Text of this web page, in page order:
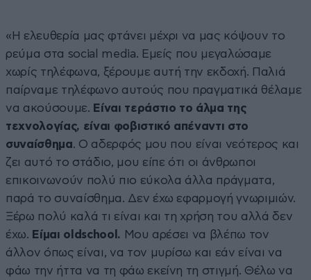
«Η ελευθερία μας φτάνει μέχρι να μας κόψουν το
ρεύμα στα social media. Εμείς που μεγαλώσαμε
χωρίς τηλέφωνα, ξέρουμε αυτή την εκδοχή. Παλιά
παίρναμε τηλέφωνο αυτούς που πραγματικά θέλαμε
να ακούσουμε. Είναι τεράστιο το άλμα της
τεχνολογίας, είναι φοβιστικό απέναντι στο
συναίσθημα. Ο αδερφός μου που είναι νεότερος και
ζει αυτό το στάδιο, μου είπε ότι οι άνθρωποι
επικοινωνούν πολύ πιο εύκολα άλλα πράγματα,
παρά το συναίσθημα. Δεν έχω εφαρμογή γνωριμιών.
Ξέρω πολύ καλά τι είναι και τη χρήση του αλλά δεν
έχω. Είμαι oldschool. Μου αρέσει να βλέπω τον
άλλον όπως είναι, να τον μυρίσω και εάν είναι να
φάω την ήττα να τη φάω εκείνη τη στιγμή. Θέλω να